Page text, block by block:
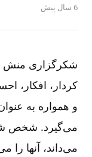
6 سال پیش
شکرگزاری منش
کردار، افکار،
و همواره به
می‌گیرد. شخص
می‌داند، آنها را